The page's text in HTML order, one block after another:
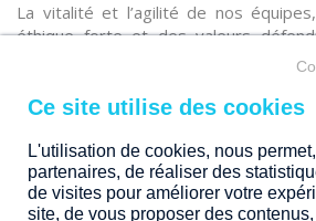
La vitalité et l’agilité de nos
éthique forte et des valeurs
l’émergence
valorisation des services et
clients.
UN ENGAGEMENT FORT POUR UNE VILLE
En qualité de promoteur immobilier
et d’urbanisme, il est très
L'utilisation de cookies, nous
partenaires, de réaliser des
de visites pour améliorer votre
site, de vous proposer des